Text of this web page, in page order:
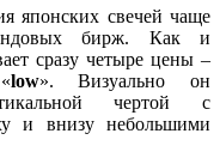
японских свечей чаще
бирж. Как и
сразу четыре цены –
low». Визуально он
чертой с
и внизу небольшими